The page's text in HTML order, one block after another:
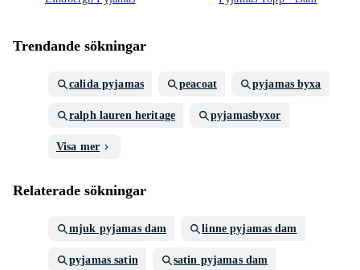
Trendande sökningar
calida pyjamas peacoat pyjamas byxa
ralph lauren heritage pyjamasbyxor
Visa mer
Relaterade sökningar
mjuk pyjamas dam linne pyjamas dam
pyjamas satin satin pyjamas dam